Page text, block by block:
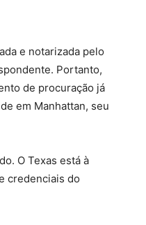
e notarizada pelo
Portanto,
de procuração já
em Manhattan, seu
O Texas está à
credenciais do